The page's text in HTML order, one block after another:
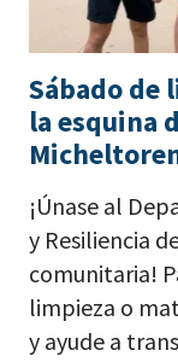
Sábado de
la esquina
¡Únase al
y Resiliencia
comunitaria!
limpieza o
y ayude a